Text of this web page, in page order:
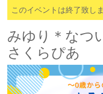
このイベントは終了致し
みゆり＊なつ
さくらぴあ